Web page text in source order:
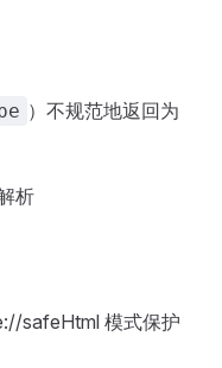
）不规范地返回为
析
safeHtml 模式保护